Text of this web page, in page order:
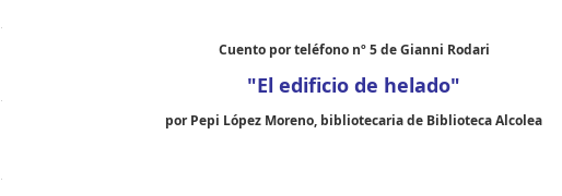
Cuento por teléfono nº 5 de Gianni Rodari
"El edificio de helado"
por Pepi López Moreno, bibliotecaria de Biblioteca Alcolea